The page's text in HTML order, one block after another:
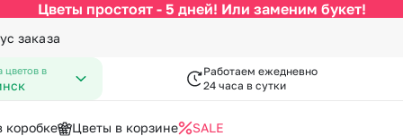
Цветы простоят - 5 дней! Или заменим букет!
заказа
цветов в
Работаем ежедневно
24 часа в сутки
коробке Цветы в корзине SALE